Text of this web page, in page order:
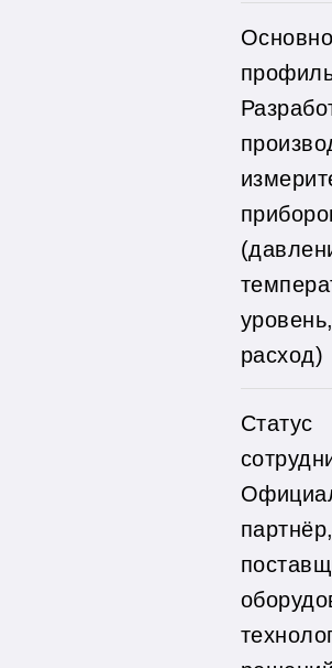
расход)
Статус
партнёр,